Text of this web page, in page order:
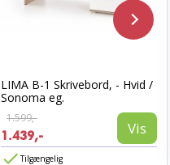
LIMA B-1 Skrivebord, - Hvid /
Sonoma eg.
1.599,-
1.439,- Vis
Tilgængelig